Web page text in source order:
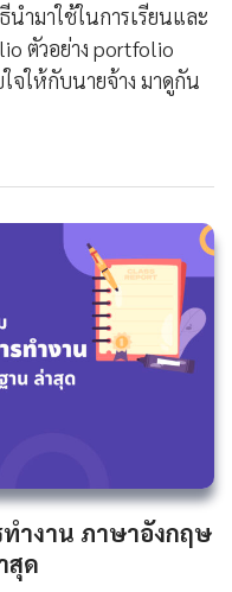
ำมาใช้ในการเรียนและ
ตัวอย่าง portfolio
จให้กับนายจ้าง มาดูกัน
างาน ภาษาอังกฤษ
สุด